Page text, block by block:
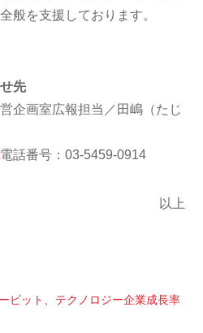
般を支援しております。
先
企画室広報担当／田嶋（たじ
電話番号：03-5459-0914
以上
ビット、テクノロジー企業成長率